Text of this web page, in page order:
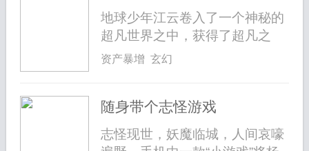
地球少年江云卷入了一个神秘的
超凡世界之中，获得了超凡之
力，并且...
资产暴增 玄幻
随身带个志怪游戏
志怪现世，妖魔临城，人间哀嚎